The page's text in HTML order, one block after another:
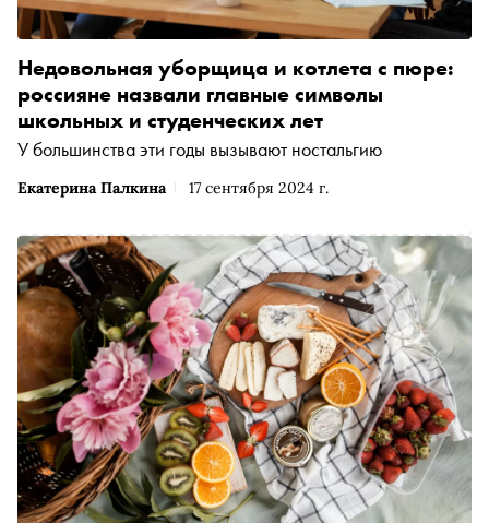
Екатерина Палкина 17 сентября 2024 г.
Недовольная уборщица и котлета с пюре:
россияне назвали главные символы
школьных и студенческих лет
У большинства эти годы вызывают ностальгию